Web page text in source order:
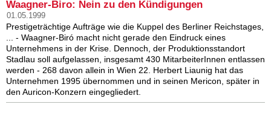
Waagner-Biro: Nein zu den Kündigungen
01.05.1999
Prestigeträchtige Aufträge wie die Kuppel des Berliner Reichstages,
... - Waagner-Biró macht nicht gerade den Eindruck eines
Unternehmens in der Krise. Dennoch, der Produktionsstandort
Stadlau soll aufgelassen, insgesamt 430 MitarbeiterInnen entlassen
werden - 268 davon allein in Wien 22. Herbert Liaunig hat das
Unternehmen 1995 übernommen und in seinen Mericon, später in
den Auricon-Konzern eingegliedert.